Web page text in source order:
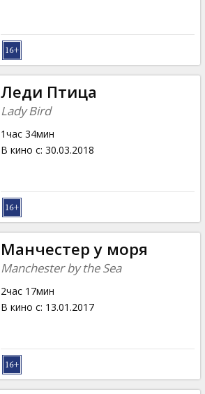
Леди Птица
Lady Bird
1час 34мин
В кино с: 30.03.2018
Манчестер у моря
Manchester by the Sea
2час 17мин
В кино с: 13.01.2017